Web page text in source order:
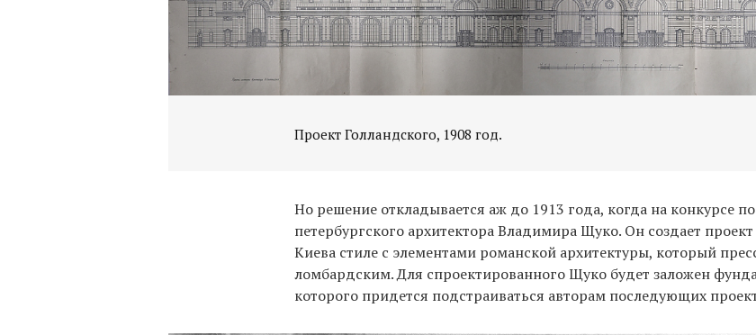
Проект Голландского, 1908 год.
Но решение откладывается аж до 1913 года, когда на конкурсе
петербургского архитектора Владимира Щуко. Он создает
Киева стиле с элементами романской архитектуры, который
ломбардским. Для спроектированного Щуко будет заложен
которого придется подстраиваться авторам последующих